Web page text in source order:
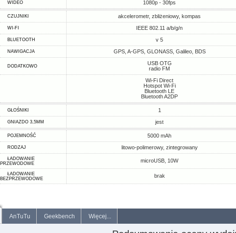
WIDEO 1080p - 30fps
CZUJNIKI akcelerometr, zbliżeniowy, kompas
WI-FI IEEE 802.11 a/b/g/n
BLUETOOTH v 5
NAWIGACJA GPS, A-GPS, GLONASS, Galileo, BDS
DODATKOWO
USB OTG
radio FM
Wi-Fi Direct
Hotspot Wi-Fi
Bluetooth LE
Bluetooth A2DP
GŁOŚNIKI 1
GNIAZDO 3,5MM jest
POJEMNOŚĆ 5000 mAh
RODZAJ litowo-polimerowy, zintegrowany
ŁADOWANIE
PRZEWODOWE
microUSB, 10W
ŁADOWANIE
BEZPRZEWODOWE
brak
AnTuTu Geekbench Więcej...